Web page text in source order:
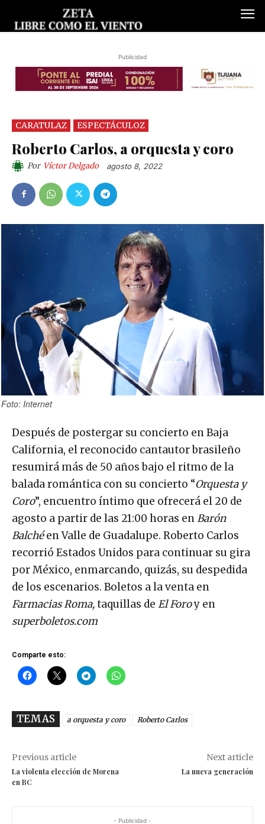
Publicidad
CARATULAZ ESPECTÁCULOZ
Roberto Carlos, a orquesta y coro
Por Víctor Delgado agosto 8, 2022
Foto: Internet
Después de postergar su concierto en Baja
California, el reconocido cantautor brasileño
resumirá más de 50 años bajo el ritmo de la
balada romántica con su concierto “Orquesta y
Coro”, encuentro íntimo que ofrecerá el 20 de
agosto a partir de las 21:00 horas enBarón
Balchéen Valle de Guadalupe. Roberto Carlos
recorrió Estados Unidos para continuar su gira
por México, enmarcando, quizás, su despedida
de los escenarios. Boletos a la venta en
Farmacias Roma,taquillas de El Foroy en
superboletos.com
Comparte esto:
TEMAS a orquesta y coro Roberto Carlos
Previous article
La violenta elección de Morena
en BC
Next article
La nueva generación
- Publicidad -